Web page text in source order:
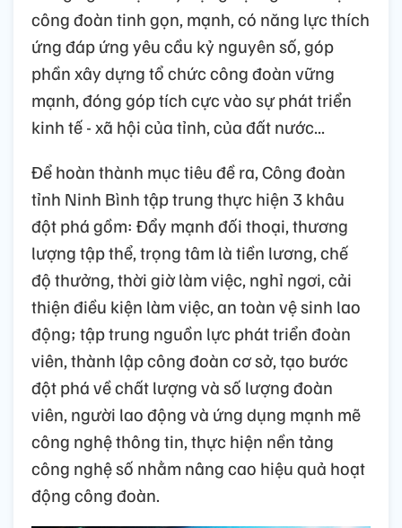
công đoàn tinh gọn, mạnh, có năng lực thích
ứng đáp ứng yêu cầu kỷ nguyên số, góp
phần xây dựng tổ chức công đoàn vững
mạnh, đóng góp tích cực vào sự phát triển
kinh tế - xã hội của tỉnh, của đất nước...
Để hoàn thành mục tiêu đề ra, Công đoàn
tỉnh Ninh Bình tập trung thực hiện 3 khâu
đột phá gồm: Đẩy mạnh đối thoại, thương
lượng tập thể, trọng tâm là tiền lương, chế
độ thưởng, thời giờ làm việc, nghỉ ngơi, cải
thiện điều kiện làm việc, an toàn vệ sinh lao
động; tập trung nguồn lực phát triển đoàn
viên, thành lập công đoàn cơ sở, tạo bước
đột phá về chất lượng và số lượng đoàn
viên, người lao động và ứng dụng mạnh mẽ
công nghệ thông tin, thực hiện nền tảng
công nghệ số nhằm nâng cao hiệu quả hoạt
động công đoàn.